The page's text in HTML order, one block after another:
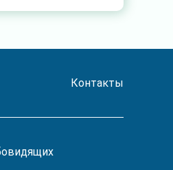
Контакты